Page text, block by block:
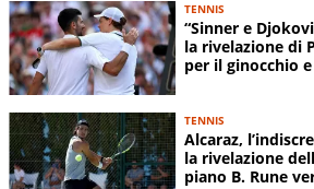
TENNIS
“Sinner e
la rivelazione di
per il ginocchio
TENNIS
Alcaraz,
la rivelazione
piano B. Rune